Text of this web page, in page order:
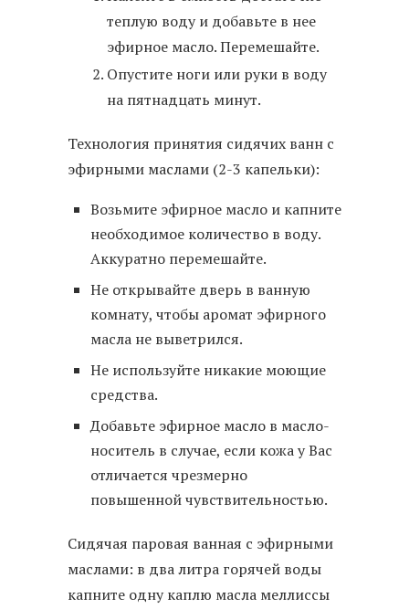
теплую воду и добавьте в нее
эфирное масло. Перемешайте.
Опустите ноги или руки в воду
на пятнадцать минут.
Технология принятия сидячих ванн с
эфирными маслами (2-3 капельки):
Возьмите эфирное масло и капните
необходимое количество в воду.
Аккуратно перемешайте.
Не открывайте дверь в ванную
комнату, чтобы аромат эфирного
масла не выветрился.
Не используйте никакие моющие
средства.
Добавьте эфирное масло в масло-
носитель в случае, если кожа у Вас
отличается чрезмерно
повышенной чувствительностью.
Сидячая паровая ванная с эфирными
маслами: в два литра горячей воды
капните одну каплю масла меллиссы